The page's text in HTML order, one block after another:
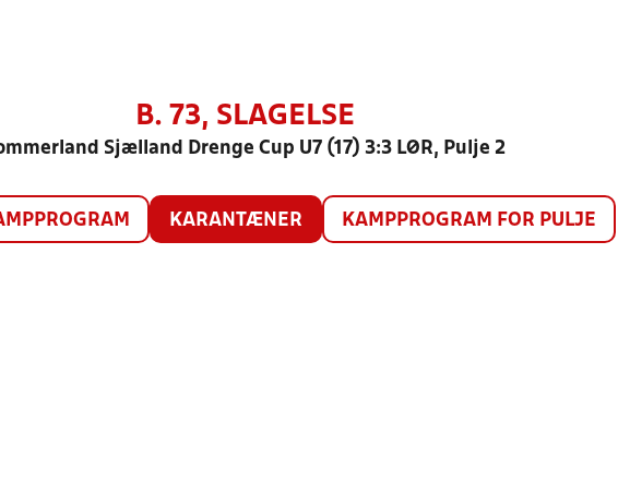
B. 73, SLAGELSE
Sjælland Drenge Cup U7 (17) 3:3 LØR, Pulje 2
KARANTÆNER KAMPPROGRAM FOR PULJE